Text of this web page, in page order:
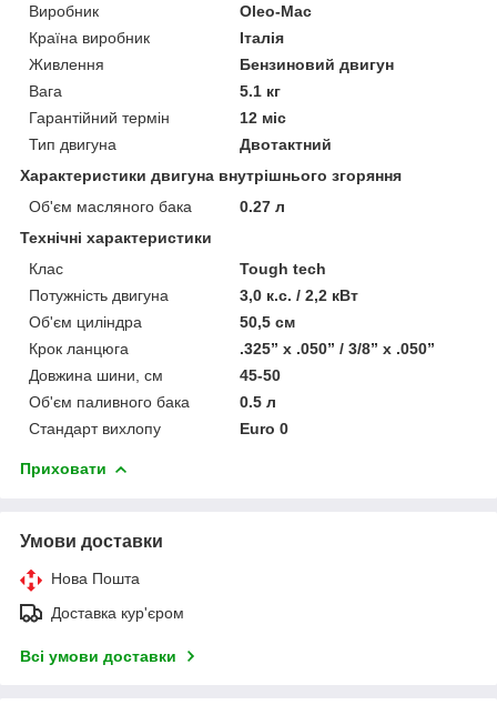
Виробник
Oleo-Mac
Країна виробник
Італія
Живлення
Бензиновий двигун
Вага
5.1 кг
Гарантійний термін
12 міс
Тип двигуна
Двотактний
Характеристики двигуна внутрішнього згоряння
Об'єм масляного бака
0.27 л
Технічні характеристики
Клас
Tough tech
Потужність двигуна
3,0 к.с. / 2,2 кВт
Об'єм циліндра
50,5 см
Крок ланцюга
.325” x .050” / 3/8” x .050”
Довжина шини, см
45-50
Об'єм паливного бака
0.5 л
Стандарт вихлопу
Euro 0
Приховати
Умови доставки
Нова Пошта
Доставка кур'єром
Всі умови доставки